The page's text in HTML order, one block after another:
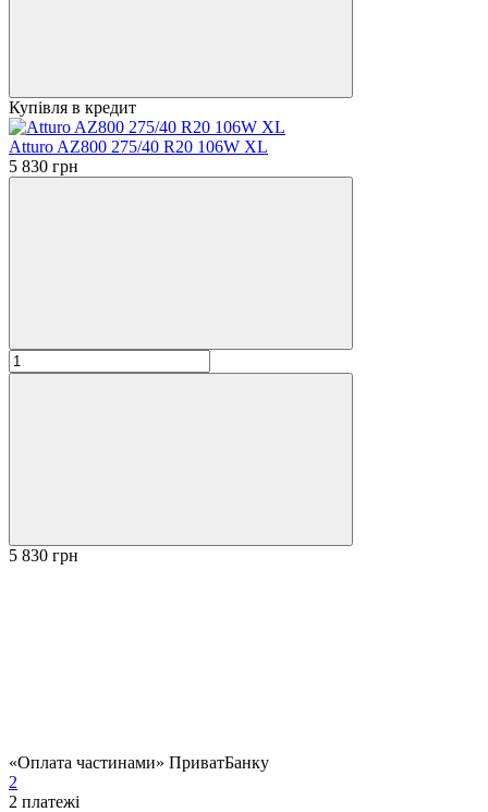
Купівля в кредит
Atturo AZ800 275/40 R20 106W XL
5 830 грн
5 830 грн
«Оплата частинами» ПриватБанку
2
2 платежі